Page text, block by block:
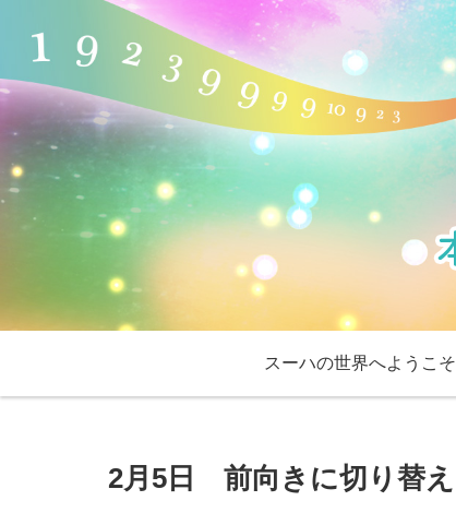
スーハの世界へようこそ
2月5日 前向きに切り替え